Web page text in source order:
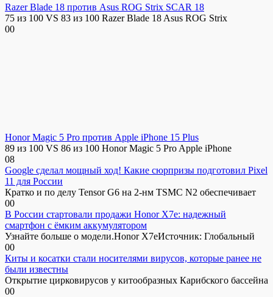
Razer Blade 18 против Asus ROG Strix SCAR 18
75 из 100 VS 83 из 100 Razer Blade 18 Asus ROG Strix
00
Honor Magic 5 Pro против Apple iPhone 15 Plus
89 из 100 VS 86 из 100 Honor Magic 5 Pro Apple iPhone
08
Google сделал мощный ход! Какие сюрпризы подготовил Pixel
11 для России
Кратко и по делу Tensor G6 на 2-нм TSMC N2 обеспечивает
00
В России стартовали продажи Honor X7e: надежный
смартфон с ёмким аккумулятором
Узнайте больше о модели.Honor X7eИсточник: Глобальный
00
Киты и косатки стали носителями вирусов, которые ранее не
были известны
Открытие цирковирусов у китообразных Карибского бассейна
00